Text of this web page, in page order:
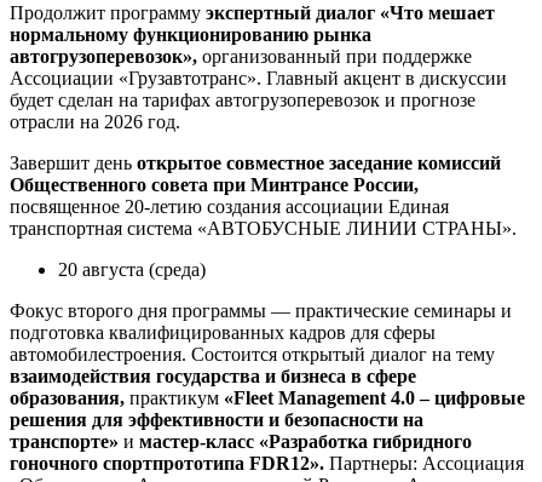
Продолжит программу экспертный диалог «Что мешает
нормальному функционированию рынка
автогрузоперевозок», организованный при поддержке
Ассоциации «Грузавтотранс». Главный акцент в дискуссии
будет сделан на тарифах автогрузоперевозок и прогнозе
отрасли на 2026 год.
Завершит день открытое совместное заседание комиссий
Общественного совета при Минтрансе России,
посвященное 20-летию создания ассоциации Единая
транспортная система «АВТОБУСНЫЕ ЛИНИИ СТРАНЫ».
20 августа (среда)
Фокус второго дня программы — практические семинары и
подготовка квалифицированных кадров для сферы
автомобилестроения. Состоится открытый диалог на тему
взаимодействия государства и бизнеса в сфере
образования, практикум «Fleet Management 4.0 – цифровые
решения для эффективности и безопасности на
транспорте» и мастер-класс «Разработка гибридного
гоночного спортпрототипа FDR12». Партнеры: Ассоциация